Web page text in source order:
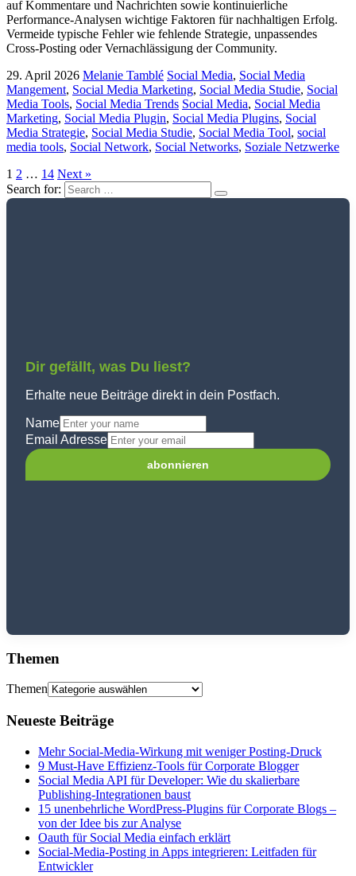
auf Kommentare und Nachrichten sowie kontinuierliche
Performance-Analysen wichtige Faktoren für nachhaltigen Erfolg.
Vermeide typische Fehler wie fehlende Strategie, unpassendes
Cross-Posting oder Vernachlässigung der Community.
29. April 2026 Melanie Tamblé Social Media, Social Media
Mangement, Social Media Marketing, Social Media Studie, Social
Media Tools, Social Media Trends Social Media, Social Media
Marketing, Social Media Plugin, Social Media Plugins, Social
Media Strategie, Social Media Studie, Social Media Tool, social
media tools, Social Network, Social Networks, Soziale Netzwerke
1 2 … 14 Next »
Search for:
Dir gefällt, was Du liest?
Erhalte neue Beiträge direkt in dein Postfach.
Name
Email Adresse
Themen
Themen
Neueste Beiträge
Mehr Social-Media-Wirkung mit weniger Posting-Druck
9 Must-Have Effizienz-Tools für Corporate Blogger
Social Media API für Developer: Wie du skalierbare
Publishing-Integrationen baust
15 unenbehrliche WordPress-Plugins für Corporate Blogs –
von der Idee bis zur Analyse
Oauth für Social Media einfach erklärt
Social-Media-Posting in Apps integrieren: Leitfaden für
Entwickler